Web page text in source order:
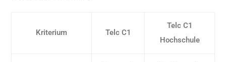
Kriterium Telc C1
Telc C1
Hochschule